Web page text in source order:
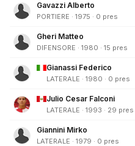
Gavazzi Alberto
PORTIERE · 1975 · 0 pres
Gheri Matteo
DIFENSORE · 1980 · 15 pres
Gianassi Federico
LATERALE · 1980 · 0 pres
Julio Cesar Falconi
LATERALE · 1993 · 29 pres
Giannini Mirko
LATERALE · 1979 · 0 pres